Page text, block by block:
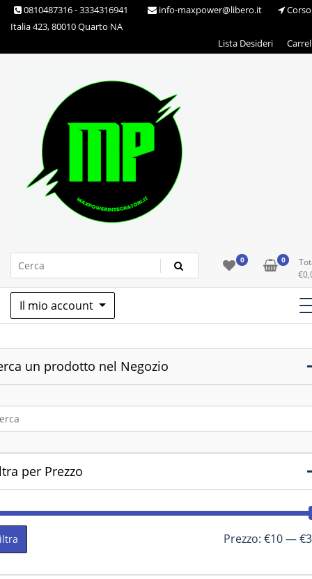
Skip 0810487316 - 3334316941 info-maxpower@libero.it
Corso
Italia 423, 80010 Quarto NA
Lista Desideri
Max Power Integratori 0 0
€
Il mio account
un prodotto nel Negozio
per Prezzo
Prezzo: €10—